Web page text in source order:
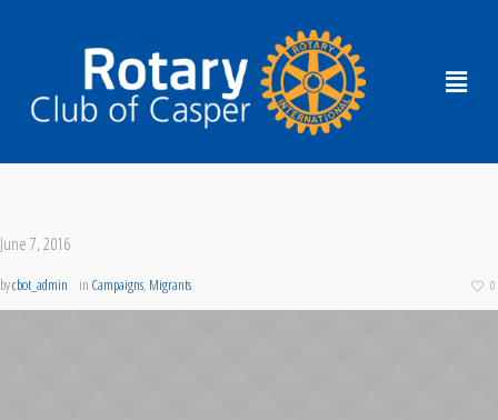
June 7, 2016
0
bycbot_admin in Campaigns, Migrants